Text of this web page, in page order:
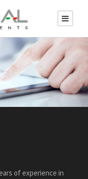
of experience in